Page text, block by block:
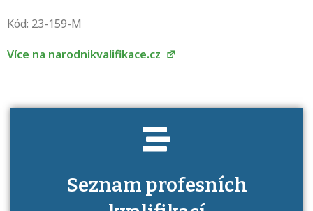
Kód: 23-159-M
Více na narodnikvalifikace.cz
Seznam profesních
Víte, jaké dovednosti musíte pro danou